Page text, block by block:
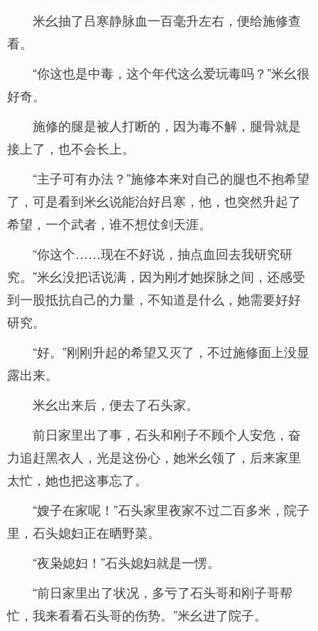
米幺抽了吕寒静脉血一百毫升左右，便给施修查
看。
“你这也是中毒，这个年代这么爱玩毒吗？”米幺很
好奇。
施修的腿是被人打断的，因为毒不解，腿骨就是
接上了，也不会长上。
“主子可有办法？”施修本来对自己的腿也不抱希望
了，可是看到米幺说能治好吕寒，他，也突然升起了
希望，一个武者，谁不想仗剑天涯。
“你这个……现在不好说，抽点血回去我研究研
究。”米幺没把话说满，因为刚才她探脉之间，还感受
到一股抵抗自己的力量，不知道是什么，她需要好好
研究。
“好。”刚刚升起的希望又灭了，不过施修面上没显
露出来。
米幺出来后，便去了石头家。
前日家里出了事，石头和刚子不顾个人安危，奋
力追赶黑衣人，光是这份心，她米幺领了，后来家里
太忙，她也把这事忘了。
“嫂子在家呢！”石头家里夜家不过二百多米，院子
里，石头媳妇正在晒野菜。
“夜枭媳妇！”石头媳妇就是一愣。
“前日家里出了状况，多亏了石头哥和刚子哥帮
忙，我来看看石头哥的伤势。”米幺进了院子。